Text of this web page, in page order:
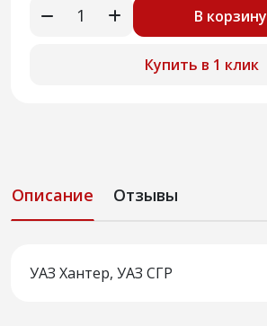
В корзину
Купить в 1 клик
Описание Отзывы
УАЗ Хантер, УАЗ СГР